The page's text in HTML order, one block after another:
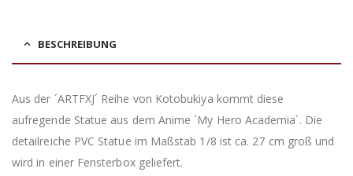
BESCHREIBUNG
Aus der ´ARTFXJ´ Reihe von Kotobukiya kommt diese
aufregende Statue aus dem Anime ´My Hero Academia´. Die
detailreiche PVC Statue im Maßstab 1/8 ist ca. 27 cm groß und
wird in einer Fensterbox geliefert.